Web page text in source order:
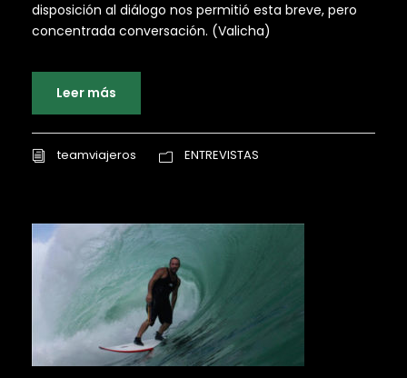
disposición al diálogo nos permitió esta breve, pero
concentrada conversación. (Valicha)
Leer más
teamviajeros ENTREVISTAS